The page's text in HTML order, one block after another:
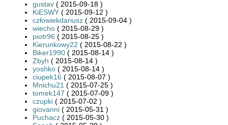
gustav ( 2015-09-18 )
KiESWY ( 2015-09-12 )
człowiekdariusz ( 2015-09-04 )
wiecho ( 2015-08-29 )
piotr96 ( 2015-08-25 )
Kierunkowy22 ( 2015-08-22 )
Biker1990 ( 2015-08-14 )
Zbyh ( 2015-08-14 )
yoshko ( 2015-08-14 )
ciupek16 ( 2015-08-07 )
Mnichu21 ( 2015-07-25 )
tomek147 ( 2015-07-09 )
czupki ( 2015-07-02 )
giovanni ( 2015-05-31 )
Puchacz ( 2015-05-30 )